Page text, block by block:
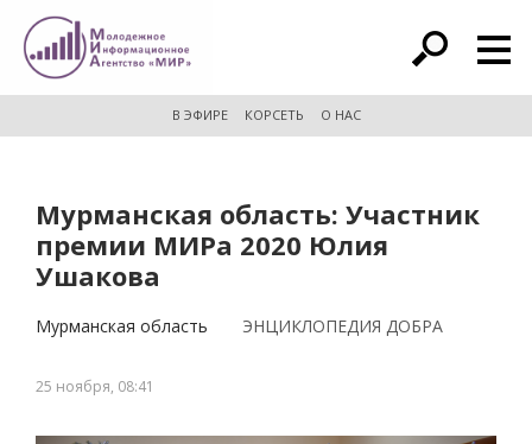
расширенный поиск
В ЭФИРЕ КОРСЕТЬ О НАС
Мурманская область: Участник
премии МИРа 2020 Юлия
Ушакова
Мурманская область ЭНЦИКЛОПЕДИЯ ДОБРА
25 ноября, 08:41